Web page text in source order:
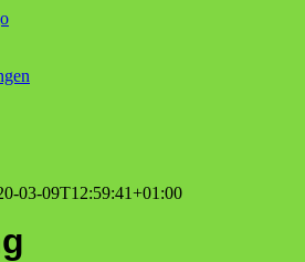
03-09T12:59:41+01:00